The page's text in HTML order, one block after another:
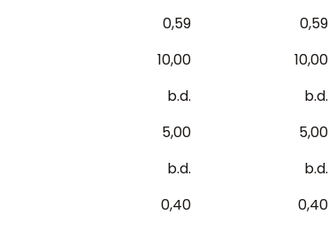
0,59
0,59
10,00
10,00
b.d.
b.d.
5,00
5,00
b.d.
b.d.
0,40
0,40